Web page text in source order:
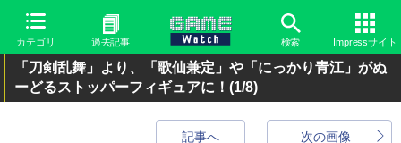
カテゴリ 過去記事 検索 Impressサイト
「刀剣乱舞」より、「歌仙兼定」や「にっかり青江」がぬ
ーどるストッパーフィギュアに！ (1/8)
次の画像
記事へ